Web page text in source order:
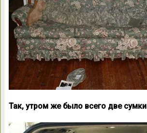
Так, утром же было всего две сумки